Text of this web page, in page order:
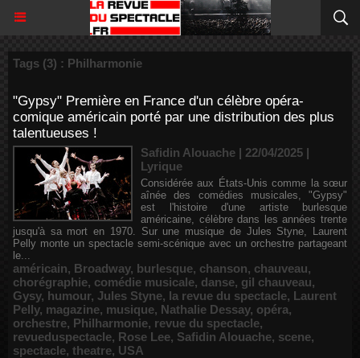
Tags (3) : Philharmonie
"Gypsy" Première en France d'un célèbre opéra-
comique américain porté par une distribution des plus
talentueuses !
Safidin Alouache | 22/04/2025 |
Lyrique
Considérée aux États-Unis comme la sœur
aînée des comédies musicales, "Gypsy"
est l'histoire d'une artiste burlesque
américaine, célèbre dans les années trente
jusqu'à sa mort en 1970. Sur une musique de Jules Styne, Laurent
Pelly monte un spectacle semi-scénique avec un orchestre partageant
le...
américain, Broadway, burlesque, chanson, chauveau,
chorégraphie, comédie musicale, danse, gil chauveau,
Gysy, humour, Jules Styne, la revue du spectacle, Laurent
Pelly, magazine, musique, Nathalie Dessay, opéra,
orchestre, Philharmonie, revue du spectacle,
revueduspectacle, Rose Lee, Safidin Alouache, scene,
spectacle, theatre, USA